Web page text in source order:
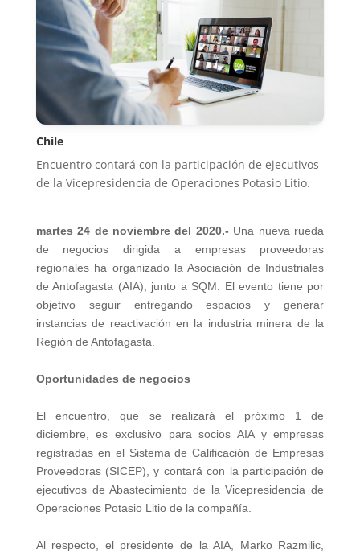
Chile
Encuentro contará con la participación de ejecutivos
de la Vicepresidencia de Operaciones Potasio Litio.
martes 24 de noviembre del 2020.- Una nueva rueda
de negocios dirigida a empresas proveedoras
regionales ha organizado la Asociación de Industriales
de Antofagasta (AIA), junto a SQM. El evento tiene por
objetivo seguir entregando espacios y generar
instancias de reactivación en la industria minera de la
Región de Antofagasta.
Oportunidades de negocios
El encuentro, que se realizará el próximo 1 de
diciembre, es exclusivo para socios AIA y empresas
registradas en el Sistema de Calificación de Empresas
Proveedoras (SICEP), y contará con la participación de
ejecutivos de Abastecimiento de la Vicepresidencia de
Operaciones Potasio Litio de la compañía.
Al respecto, el presidente de la AIA, Marko Razmilic,